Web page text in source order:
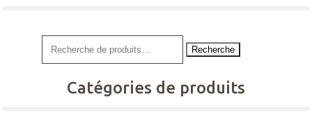
Recherche
Catégories de produits